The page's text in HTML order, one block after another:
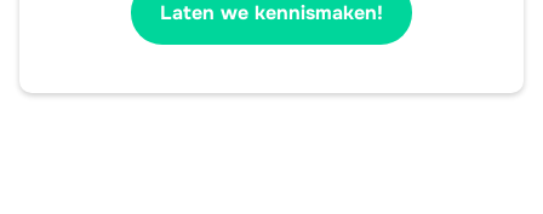
Laten we kennismaken!